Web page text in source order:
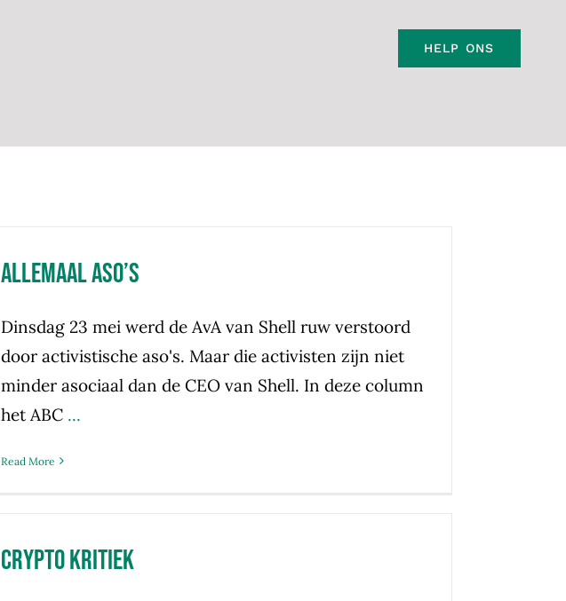
HELP ONS
Allemaal Aso’s
Dinsdag 23 mei werd de AvA van Shell ruw verstoord
door activistische aso's. Maar die activisten zijn niet
minder asociaal dan de CEO van Shell. In deze column
het ABC ...
Read More
Crypto kritiek